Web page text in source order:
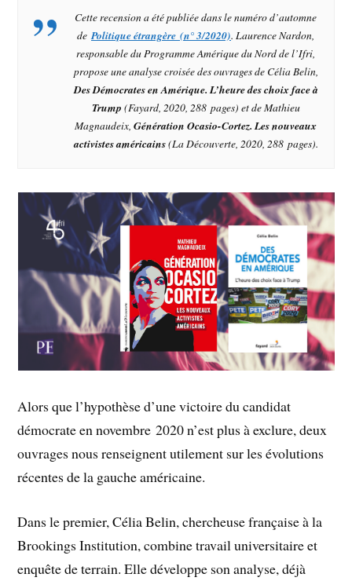
Cette recension a été publiée dans le numéro d’automne
dePolitique étrangère (n° 3/2020). Laurence Nardon,
responsable du Programme Amérique du Nord de l’Ifri,
propose une analyse croisée des ouvrages de Célia Belin,
Des Démocrates en Amérique. L’heure des choix face à
Trump (Fayard, 2020, 288 pages) et de Mathieu
Magnaudeix, Génération Ocasio-Cortez. Les nouveaux
activistes américains(La Découverte, 2020, 288 pages).
Alors que l’hypothèse d’une victoire du candidat
démocrate en novembre 2020 n’est plus à exclure, deux
ouvrages nous renseignent utilement sur les évolutions
récentes de la gauche américaine.
Dans le premier, Célia Belin, chercheuse française à la
Brookings Institution, combine travail universitaire et
enquête de terrain. Elle développe son analyse, déjà